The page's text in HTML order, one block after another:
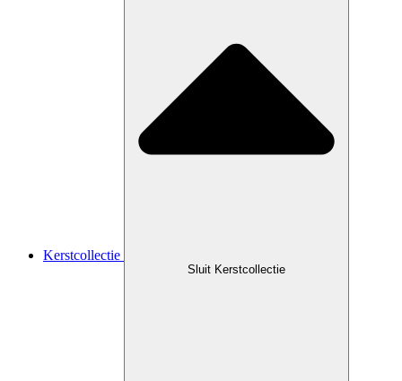
Kerstcollectie
Sluit Kerstcollectie